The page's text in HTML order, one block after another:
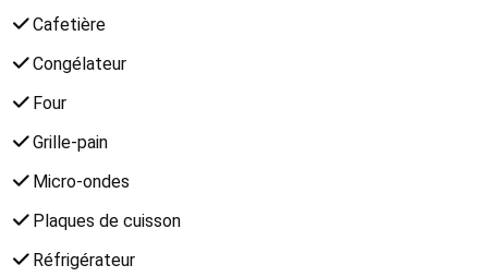
Cafetière
Congélateur
Four
Grille-pain
Micro-ondes
Plaques de cuisson
Réfrigérateur